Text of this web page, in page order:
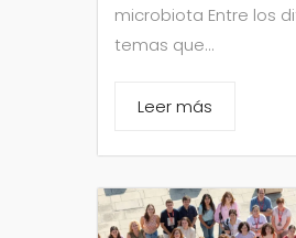
microbiota Entre los
temas que...
Leer más